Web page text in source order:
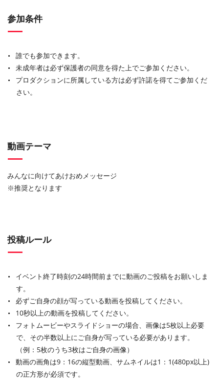
参加条件
誰でも参加できます。
未成年者は必ず保護者の同意を得た上でご参加ください。
プロダクションに所属している方は必ず許諾を得てご参加くだ
さい。
動画テーマ
みんなに向けてあけおめメッセージ
※推奨となります
投稿ルール
イベント終了時刻の24時間前までに動画のご投稿をお願いしま
す。
必ずご自身の顔が写っている動画を投稿してください。
10秒以上の動画を投稿してください。
フォトムービーやスライドショーの場合、画像は5枚以上必要
で、その半数以上にご自身が写っている必要があります。
（例：5枚のうち3枚はご自身の画像）
動画の画角は9：16の縦型動画、サムネイルは1：1(480px以上)
の正方形が必須です。